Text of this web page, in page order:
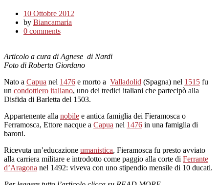
10 Ottobre 2012
by Biancamaria
0 comments
Articolo a cura di Agnese di Nardi
Foto di Roberta Giordano
Nato a Capua nel 1476 e morto a Valladolid (Spagna) nel 1515 fu
un condottiero italiano, uno dei tredici italiani che partecipò alla
Disfida di Barletta del 1503.
Appartenente alla nobile e antica famiglia dei Fieramosca o
Ferramosca, Ettore nacque a Capua nel 1476 in una famiglia di
baroni.
Ricevuta un’educazione umanistica, Fieramosca fu presto avviato
alla carriera militare e introdotto come paggio alla corte di Ferrante
d’Aragona nel 1492: viveva con uno stipendio mensile di 10 ducati.